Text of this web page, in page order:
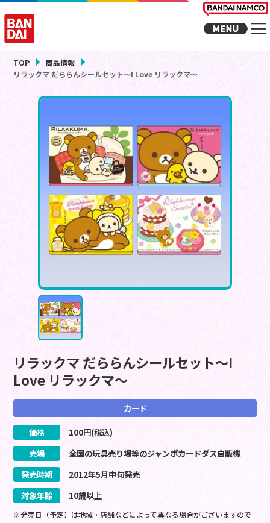
TOP
商品情報
リラックマ だららんシールセット～I Love リラックマ～
リラックマ だららんシールセット～I
Love リラックマ～
カード
価格 100円(税込)
売場
全国の玩具売り場等のジャンボカードダス自販機
発売時期
2012年5月中旬発売
対象年齢
10歳以上
※発売日（予定）は地域・店舗などによって異なる場合がございますので